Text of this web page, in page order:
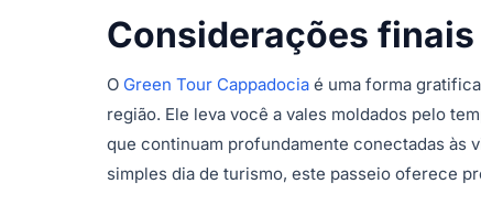
Considerações finais
O Green Tour Cappadocia é uma forma
região. Ele leva você a vales moldados pelo
que continuam profundamente conectadas às
simples dia de turismo, este passeio oferece